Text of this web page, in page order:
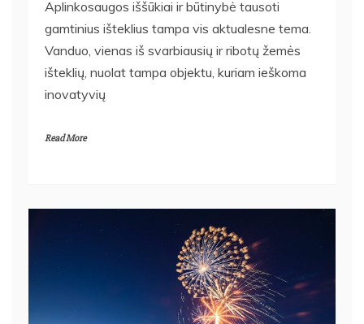
Aplinkosaugos iššūkiai ir būtinybė tausoti
gamtinius išteklius tampa vis aktualesne tema.
Vanduo, vienas iš svarbiausių ir ribotų žemės
išteklių, nuolat tampa objektu, kuriam ieškoma
inovatyvių